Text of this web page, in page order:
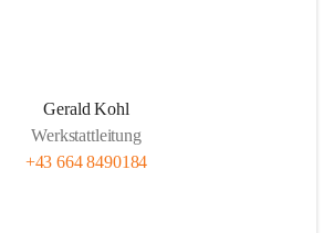
Gerald Kohl
Werkstattleitung
+43 664 8490184